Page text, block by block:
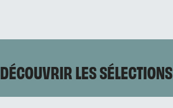
DÉCOUVRIR LES SÉLECTIONS